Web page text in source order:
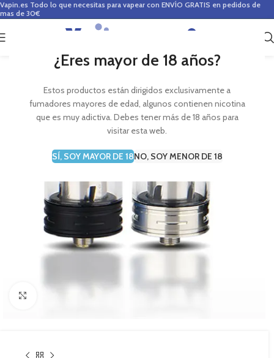
¿Eres mayor de 18 años?
Estos productos están dirigidos exclusivamente a
fumadores mayores de edad, algunos contienen nicotina
que es muy adictiva. Debes tener más de 18 años para
visitar esta web.
SÍ, SOY MAYOR DE 18NO, SOY MENOR DE 18
Vapin.es Todo lo que necesitas para vapear con ENVÍO GRATIS en pedidos de
mas de 30€
0